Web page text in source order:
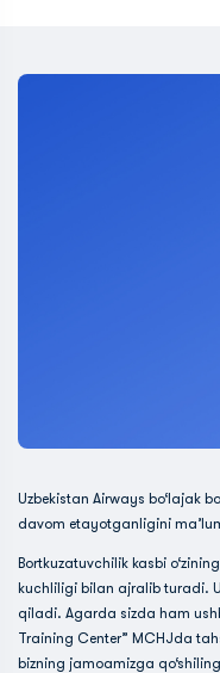
Uzbekistan Airways bo‘lajak
davom etayotganligini
Bortkuzatuvchilik kasbi
kuchliligi bilan ajralib turadi.
qiladi. Agarda sizda ham
Training Center” MCHJda
bizning jamoamizga